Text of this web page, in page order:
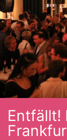
Entfällt!